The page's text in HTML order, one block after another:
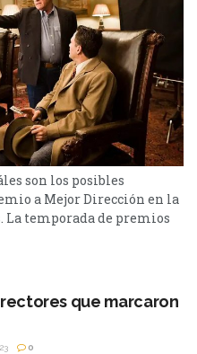
son los posibles
a Mejor Dirección en la
La temporada de premios
de la esquina, y con los
examinar los nombres
que marcaron
0